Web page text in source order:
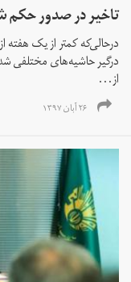
تاخیر در صدور حکم
در‌حالی‌که کمتر از یک هفته
درگیر حاشیه‌های مختلفی
از...
۲۶ آبان ۱۳۹۷